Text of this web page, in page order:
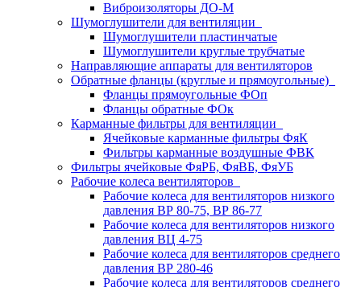
Виброизоляторы ДО-М
Шумоглушители для вентиляции
Шумоглушители пластинчатые
Шумоглушители круглые трубчатые
Направляющие аппараты для вентиляторов
Обратные фланцы (круглые и прямоугольные)
Фланцы прямоугольные ФОп
Фланцы обратные ФОк
Карманные фильтры для вентиляции
Ячейковые карманные фильтры ФяК
Фильтры карманные воздушные ФВК
Фильтры ячейковые ФяРБ, ФяВБ, ФяУБ
Рабочие колеса вентиляторов
Рабочие колеса для вентиляторов низкого
давления ВР 80-75, ВР 86-77
Рабочие колеса для вентиляторов низкого
давления ВЦ 4-75
Рабочие колеса для вентиляторов среднего
давления ВР 280-46
Рабочие колеса для вентиляторов среднего